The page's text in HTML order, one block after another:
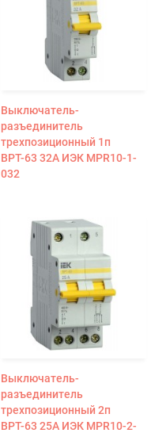
Выключатель-
разъединитель
трехпозиционный 1п
ВРТ-63 32А ИЭК MPR10-1-
032
Выключатель-
разъединитель
трехпозиционный 2п
ВРТ-63 25А ИЭК MPR10-2-